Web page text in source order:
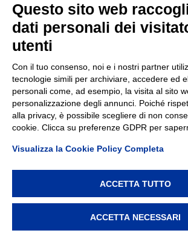
TEP spa
Via Taro 12
43125 Parma
Tel. 0521.2141
E-mail:tep@tep.pr.it
Informazioni :info@tep.pr.it
PEC:tepspa@pec.it
TEP spa, via Taro 12, 43125 Parma –
Imprese Parma 02155050343 – REA
Sociale € 7.747.000 i.v. –Privacy
Questo sito web
dati personali dei
utenti
Con il tuo consenso, noi e i nostri partner
tecnologie simili per archiviare, accedere ed
personali come, ad esempio, la visita al sito
personalizzazione degli annunci. Poiché
alla privacy, è possibile scegliere di non
cookie. Clicca su preferenze GDPR per
Visualizza la Cookie Policy Completa
ACCETTA TUTTO
ACCETTA NECESSARI